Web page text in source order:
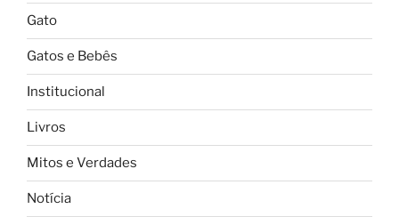
Gato
Gatos e Bebês
Institucional
Livros
Mitos e Verdades
Notícia